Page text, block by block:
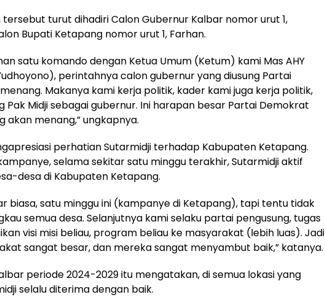
turut dihadiri Calon Gubernur Kalbar nomor urut 1,
Bupati Ketapang nomor urut 1, Farhan.
satu komando dengan Ketua Umum (Ketum) kami Mas AHY
perintahnya calon gubernur yang diusung Partai
Makanya kami kerja politik, kader kami juga kerja politik,
Pak Midji sebagai gubernur. Ini harapan besar Partai Demokrat
akan menang,” ungkapnya.
perhatian Sutarmidji terhadap Kabupaten Ketapang.
selama sekitar satu minggu terakhir, Sutarmidji aktif
desa di Kabupaten Ketapang.
biasa, satu minggu ini (kampanye di Ketapang), tapi tentu tidak
semua desa. Selanjutnya kami selaku partai pengusung, tugas
visi misi beliau, program beliau ke masyarakat (lebih luas). Jadi
sangat besar, dan mereka sangat menyambut baik,” katanya.
periode 2024-2029 itu mengatakan, di semua lokasi yang
selalu diterima dengan baik.